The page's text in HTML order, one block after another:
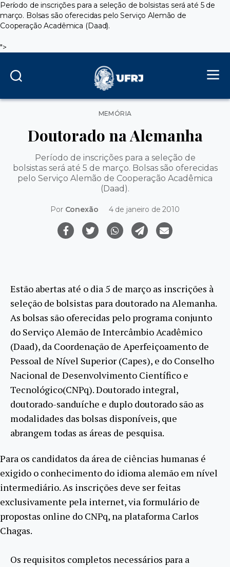
Período de inscrições para a seleção de bolsistas será até 5 de
março. Bolsas são oferecidas pelo Serviço Alemão de
Cooperação Acadêmica (Daad).
">
Categorias
MEMÓRIA
Doutorado na Alemanha
Período de inscrições para a seleção de
bolsistas será até 5 de março. Bolsas são oferecidas
pelo Serviço Alemão de Cooperação Acadêmica
(Daad).
Por Conexão 4 de janeiro de 2010
Estão abertas até o dia 5 de março as inscrições à
seleção de bolsistas para doutorado na Alemanha.
As bolsas são oferecidas pelo programa conjunto
do Serviço Alemão de Intercâmbio Acadêmico
(Daad), da Coordenação de Aperfeiçoamento de
Pessoal de Nível Superior (Capes), e do Conselho
Nacional de Desenvolvimento Científico e
Tecnológico(CNPq). Doutorado integral,
doutorado-sanduíche e duplo doutorado são as
modalidades das bolsas disponíveis, que
abrangem todas as áreas de pesquisa.
Para os candidatos da área de ciências humanas é
exigido o conhecimento do idioma alemão em nível
intermediário. As inscrições deve ser feitas
exclusivamente pela internet, via formulário de
propostas online do CNPq, na plataforma Carlos
Chagas.
Os requisitos completos necessários para a